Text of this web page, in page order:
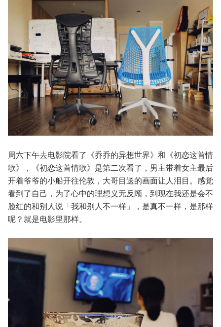
周六下午去电影院看了《乔乔的异想世界》和《初恋这首情
歌》，《初恋这首情歌》是第二次看了，男主带着女主最后
开着爷爷的小船开往伦敦，大哥目送的画面让人泪目。感觉
看到了自己，为了心中的理想义无反顾，到现在我还是会不
脸红的和别人说「我和别人不一样」，是真不一样，是那样
呢？就是电影里那样。